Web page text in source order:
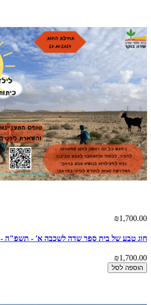
₪1,700.00
חוג טבע של בית ספר שדה לשכבה א' - תשפ"ה - 2024-2025
₪1,700.00
הוספה לסל